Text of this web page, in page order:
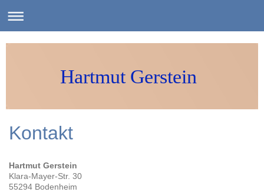
Hartmut Gerstein
Kontakt
Hartmut Gerstein
Klara-Mayer-Str. 30
55294 Bodenheim